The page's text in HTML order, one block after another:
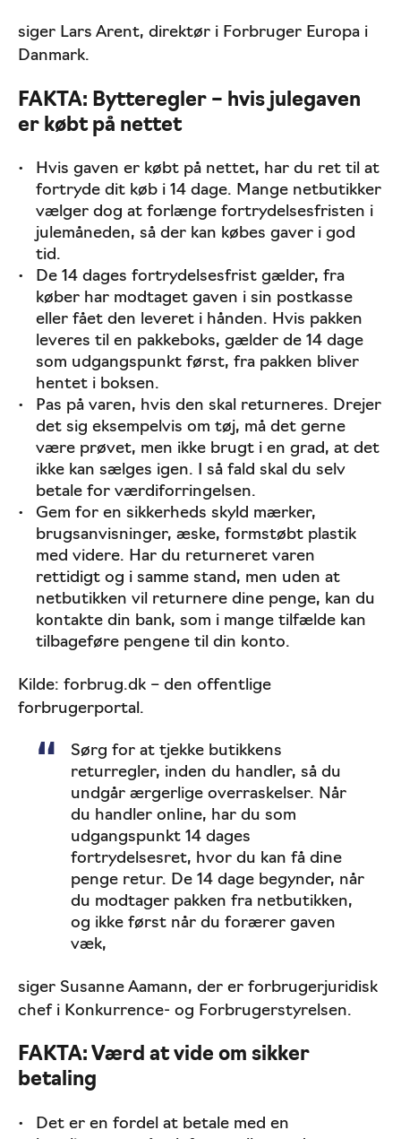
siger Lars Arent, direktør i Forbruger Europa i
Danmark.
FAKTA: Bytteregler – hvis julegaven
er købt på nettet
Hvis gaven er købt på nettet, har du ret til at
fortryde dit køb i 14 dage. Mange netbutikker
vælger dog at forlænge fortrydelsesfristen i
julemåneden, så der kan købes gaver i god
tid.
De 14 dages fortrydelsesfrist gælder, fra
køber har modtaget gaven i sin postkasse
eller fået den leveret i hånden. Hvis pakken
leveres til en pakkeboks, gælder de 14 dage
som udgangspunkt først, fra pakken bliver
hentet i boksen.
Pas på varen, hvis den skal returneres. Drejer
det sig eksempelvis om tøj, må det gerne
være prøvet, men ikke brugt i en grad, at det
ikke kan sælges igen. I så fald skal du selv
betale for værdiforringelsen.
Gem for en sikkerheds skyld mærker,
brugsanvisninger, æske, formstøbt plastik
med videre. Har du returneret varen
rettidigt og i samme stand, men uden at
netbutikken vil returnere dine penge, kan du
kontakte din bank, som i mange tilfælde kan
tilbageføre pengene til din konto.
Kilde: forbrug.dk – den offentlige
forbrugerportal.
Sørg for at tjekke butikkens
returregler, inden du handler, så du
undgår ærgerlige overraskelser. Når
du handler online, har du som
udgangspunkt 14 dages
fortrydelsesret, hvor du kan få dine
penge retur. De 14 dage begynder, når
du modtager pakken fra netbutikken,
og ikke først når du forærer gaven
væk,
siger Susanne Aamann, der er forbrugerjuridisk
chef i Konkurrence- og Forbrugerstyrelsen.
FAKTA: Værd at vide om sikker
betaling
Det er en fordel at betale med en